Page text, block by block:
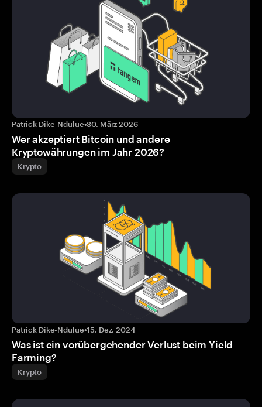
Patrick Dike-Ndulue•30. März 2026
Wer akzeptiert Bitcoin und andere
Kryptowährungen im Jahr 2026?
Krypto
Patrick Dike-Ndulue•15. Dez. 2024
Was ist ein vorübergehender Verlust beim Yield
Farming?
Krypto